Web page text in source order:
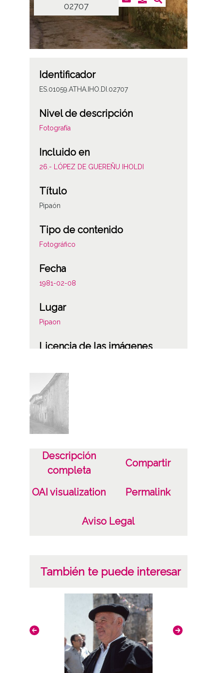
02707
Identificador
ES.01059.ATHA.IHO.DI.02707
Nivel de descripción
Fotografía
Incluido en
26.- LÓPEZ DE GUEREÑU IHOLDI
Título
Pipaón
Tipo de contenido
Fotográfico
Fecha
1981-02-08
Lugar
Pipaon
Licencia de las imágenes
Descripción
completa
Compartir
OAI visualization Permalink
Aviso Legal
También te puede interesar